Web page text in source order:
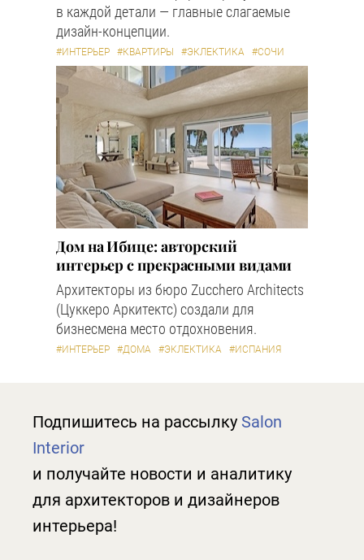
в каждой детали — главные слагаемые
дизайн-концепции.
#ИНТЕРЬЕР #КВАРТИРЫ #ЭКЛЕКТИКА #СОЧИ
Дом на Ибице: авторский
интерьер с прекрасными видами
Архитекторы из бюро Zucchero Architects
(Цуккеро Аркитектс) создали для
бизнесмена место отдохновения.
#ИНТЕРЬЕР #ДОМА #ЭКЛЕКТИКА #ИСПАНИЯ
Подпишитесь на рассылку Salon
Interior
и получайте новости и аналитику
для архитекторов и дизайнеров
интерьера!